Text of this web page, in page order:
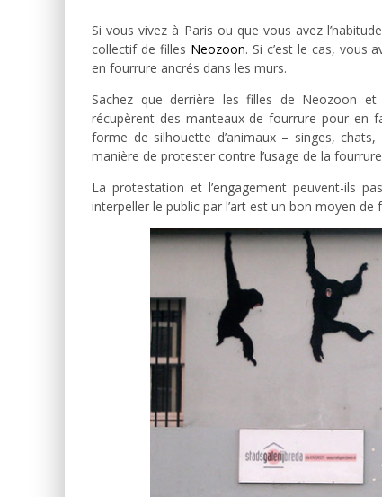
Si vous vivez à Paris ou que vous avez
collectif de filles Neozoon. Si c’est le cas, vous
en fourrure ancrés dans les murs.
Sachez que derrière les filles de Neozoon
récupèrent des manteaux de fourrure pour en
forme de silhouette d’animaux – singes,
manière de protester contre l’usage de la
La protestation et l’engagement peuvent-ils
interpeller le public par l’art est un bon moyen